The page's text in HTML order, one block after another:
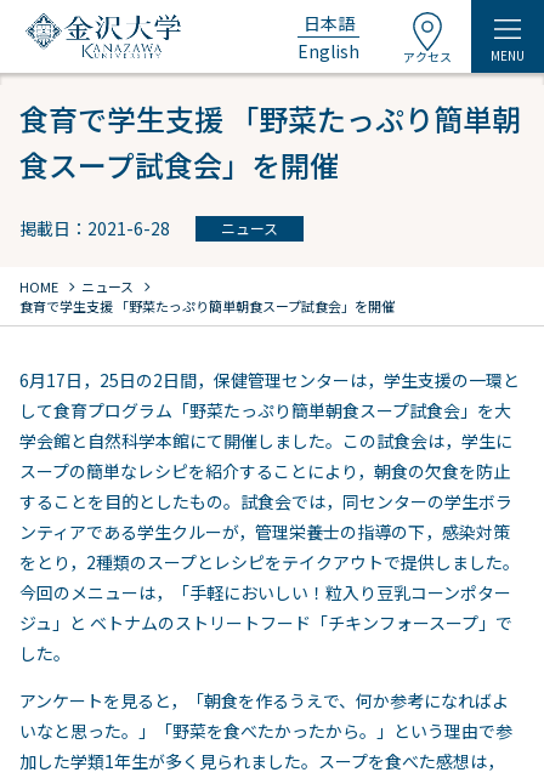
日本語
English
アクセス MENU
食育で学生支援 「野菜たっぷり簡単朝
食スープ試食会」を開催
掲載日：2021-6-28 ニュース
HOME chevron_right ニュース chevron_right
食育で学生支援 「野菜たっぷり簡単朝食スープ試食会」を開催
6月17日，25日の2日間，保健管理センターは，学生支援の一環と
して食育プログラム「野菜たっぷり簡単朝食スープ試食会」を大
学会館と自然科学本館にて開催しました。この試食会は，学生に
スープの簡単なレシピを紹介することにより，朝食の欠食を防止
することを目的としたもの。試食会では，同センターの学生ボラ
ンティアである学生クルーが，管理栄養士の指導の下，感染対策
をとり，2種類のスープとレシピをテイクアウトで提供しました。
今回のメニューは，「手軽においしい！粒入り豆乳コーンポター
ジュ」と ベトナムのストリートフード「チキンフォースープ」で
した。
アンケートを見ると，「朝食を作るうえで、何か参考になればよ
いなと思った。」「野菜を食べたかったから。」という理由で参
加した学類1年生が多く見られました。スープを食べた感想は，